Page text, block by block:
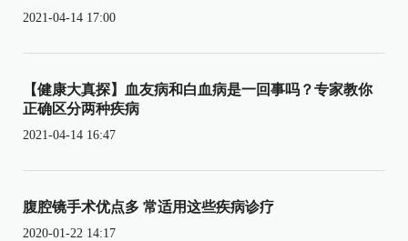
2021-04-14 17:00
【健康大真探】血友病和白血病是一回事吗？专家教你
正确区分两种疾病
2021-04-14 16:47
腹腔镜手术优点多 常适用这些疾病诊疗
2020-01-22 14:17